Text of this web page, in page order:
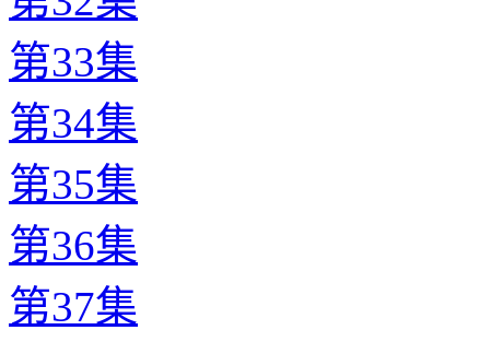
第33集
第34集
第35集
第36集
第37集